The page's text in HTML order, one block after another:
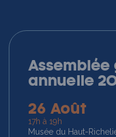
Assemblée
annuelle
26 Août
17h à 19h
Musée du Haut-